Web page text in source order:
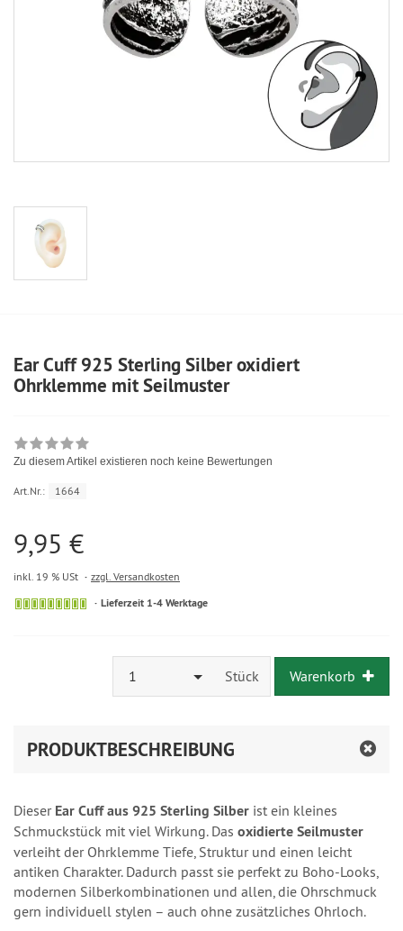
Ear Cuff 925 Sterling Silber oxidiert
Ohrklemme mit Seilmuster
Zu diesem Artikel existieren noch keine Bewertungen
Art.Nr.: 1664
9,95 €
inkl. 19 % USt zzgl. Versandkosten
Lieferzeit 1-4 Werktage
1 Stück Warenkorb
PRODUKTBESCHREIBUNG
Dieser Ear Cuff aus 925 Sterling Silber ist ein kleines
Schmuckstück mit viel Wirkung. Das oxidierte Seilmuster
verleiht der Ohrklemme Tiefe, Struktur und einen leicht
antiken Charakter. Dadurch passt sie perfekt zu Boho-Looks,
modernen Silberkombinationen und allen, die Ohrschmuck
gern individuell stylen – auch ohne zusätzliches Ohrloch.